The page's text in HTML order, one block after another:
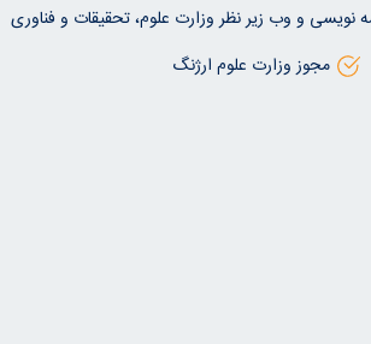
نویسی و وب زیر نظر وزارت علوم، تحقیقات و فناوری
مجوز وزارت علوم ارژنگ